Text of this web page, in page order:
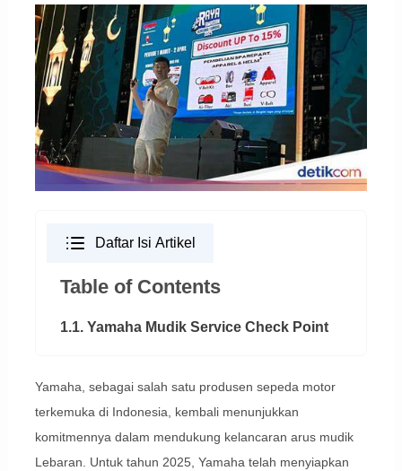
Daftar Isi Artikel
Table of Contents
1.1. Yamaha Mudik Service Check Point
Yamaha, sebagai salah satu produsen sepeda motor
terkemuka di Indonesia, kembali menunjukkan
komitmennya dalam mendukung kelancaran arus mudik
Lebaran. Untuk tahun 2025, Yamaha telah menyiapkan